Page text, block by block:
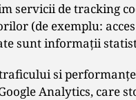
servicii de tracking
(de exemplu:
sunt informaţii
si
Analytics, care